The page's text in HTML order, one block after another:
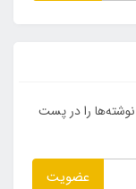
را در پست
عضویت